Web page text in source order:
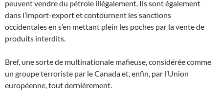
peuvent vendre du pétrole illégalement. Ils sont également
dans l’import-export et contournent les sanctions
occidentales en s’en mettant plein les poches par la vente de
produits interdits.
Bref, une sorte de multinationale mafieuse, considérée comme
un groupe terroriste par le Canada et, enfin, par l’Union
européenne, tout dernièrement.